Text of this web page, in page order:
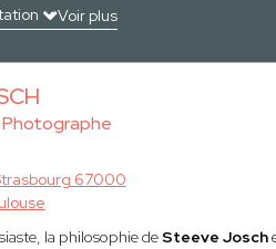
Voir plus
67000
la philosophiedeSteeve Josch